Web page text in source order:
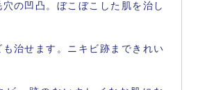
穴の凹凸。ぼこぼこした肌を治し
も治せます。ニキビ跡まできれい